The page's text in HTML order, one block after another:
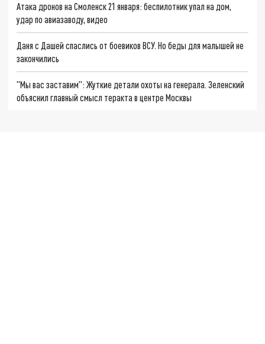
Атака дронов на Смоленск 21 января: беспилотник упал на дом,
удар по авиазаводу, видео
Даня с Дашей спаслись от боевиков ВСУ. Но беды для малышей не
закончились
"Мы вас заставим": Жуткие детали охоты на генерала. Зеленский
объяснил главный смысл теракта в центре Москвы